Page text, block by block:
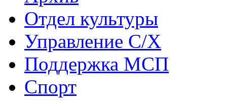
Отдел культуры
Управление С/Х
Поддержка МСП
Спорт